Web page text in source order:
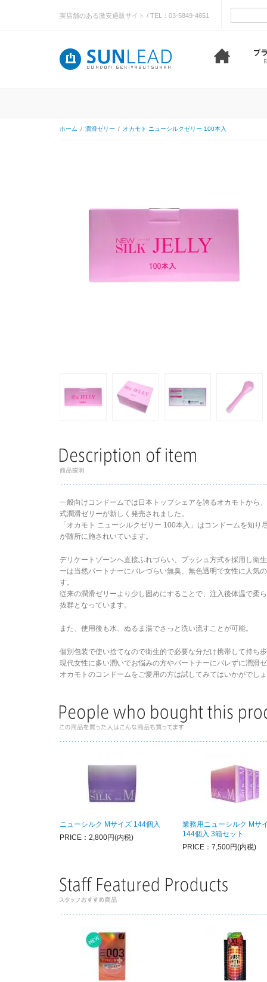
実店舗のある激安通販サイト / TEL：03-5849-4651
ホーム / 潤滑ゼリー / オカモト ニューシルクゼリー 100本入
一般向けコンドームでは日本トップシェアを誇るオカモトから
式潤滑ゼリーが新しく発売されました。
「オカモト ニューシルクゼリー 100本入」はコンドームを知
が随所に施されいています。
デリケートゾーンへ直接ふれづらい、プッシュ方式を採用し衛
ーは当然パートナーにバレづらい無臭、無色透明で女性に人気
す。
従来の潤滑ゼリーより少し固めにすることで、注入後体温で柔
抜群となっています。
また、使用後も水、ぬるま湯でさっと洗い流すことが可能。
個別包装で使い捨てなので衛生的で必要な分だけ携帯して持ち
現代女性に多い潤いでお悩みの方やパートナーにバレずに潤滑
オカモトのコンドームをご愛用の方は試してみてはいかがでし
ニューシルク Mサイズ 144個入
PRICE：2,800円(内税)
業務用ニューシルク Mサ
144個入 3箱セット
PRICE：7,500円(内税)